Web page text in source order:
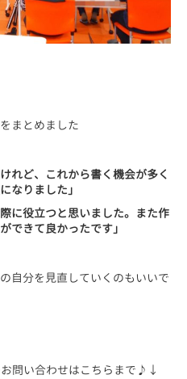
まとめました
れど、これから書く機会が多く
なりました」
に役立つと思いました。また作
できて良かったです」
自分を見直していくのもいいで
問い合わせはこちらまで♪↓